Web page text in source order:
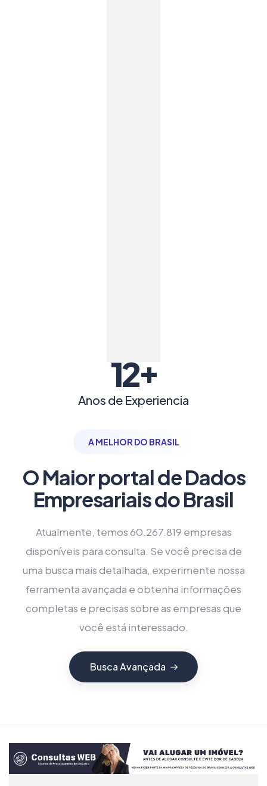
12+
Anos de Experiencia
A MELHOR DO BRASIL
O Maior portal de Dados
Empresariais do Brasil
Atualmente, temos 60.267.819 empresas
disponíveis para consulta. Se você precisa de
uma busca mais detalhada, experimente nossa
ferramenta avançada e obtenha informações
completas e precisas sobre as empresas que
você está interessado.
Busca Avançada